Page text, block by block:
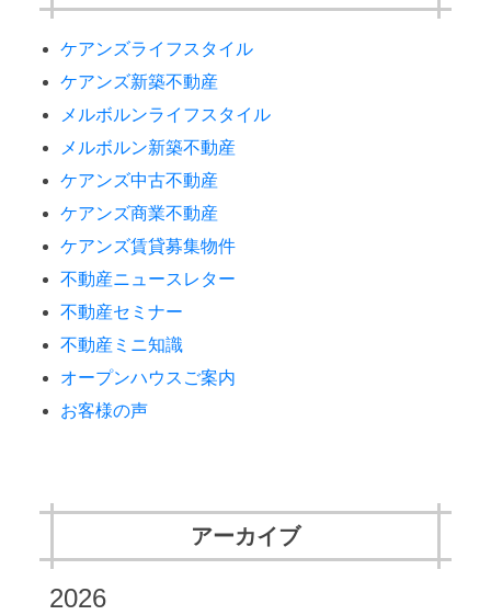
ケアンズライフスタイル
ケアンズ新築不動産
メルボルンライフスタイル
メルボルン新築不動産
ケアンズ中古不動産
ケアンズ商業不動産
ケアンズ賃貸募集物件
不動産ニュースレター
不動産セミナー
不動産ミニ知識
オープンハウスご案内
お客様の声
アーカイブ
2026